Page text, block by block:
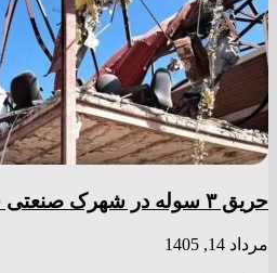
حریق ۳ سوله در شهرک صنعتی شمس‌آباد با ۲۶ مصدوم
مرداد 14, 1405